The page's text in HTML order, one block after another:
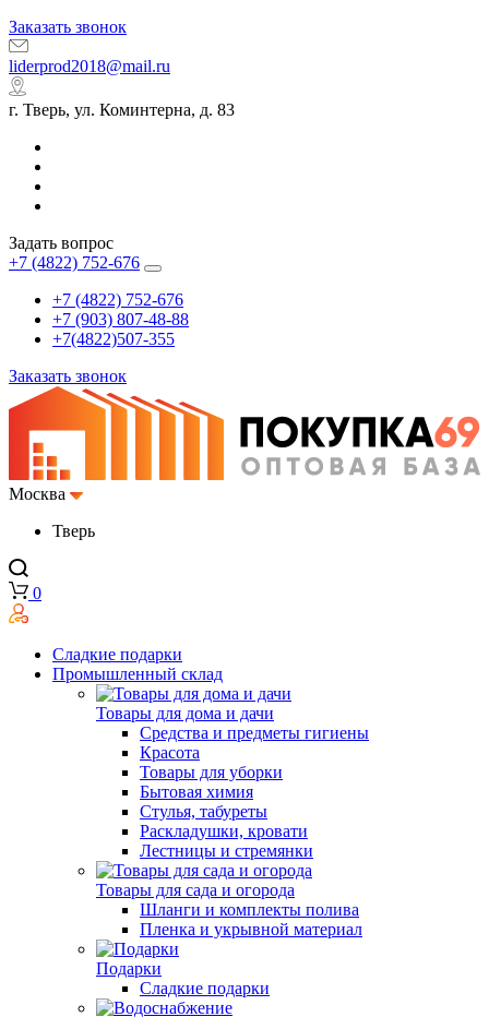
Заказать звонок
liderprod2018@mail.ru
г. Тверь, ул. Коминтерна, д. 83
Задать вопрос
+7 (4822) 752-676
+7 (4822) 752-676
+7 (903) 807-48-88
+7(4822)507-355
Заказать звонок
Москва
Тверь
0
Сладкие подарки
Промышленный склад
Товары для дома и дачи
Средства и предметы гигиены
Красота
Товары для уборки
Бытовая химия
Стулья, табуреты
Раскладушки, кровати
Лестницы и стремянки
Товары для сада и огорода
Шланги и комплекты полива
Пленка и укрывной материал
Подарки
Cладкие подарки